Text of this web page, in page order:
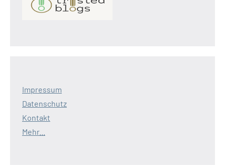
Impressum
Datenschutz
Kontakt
Mehr...